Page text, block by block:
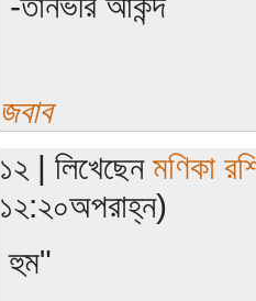
জবাব
১২ | লিখেছেন মণিকা
১২:২০অপরাহ্ন)
হুম"